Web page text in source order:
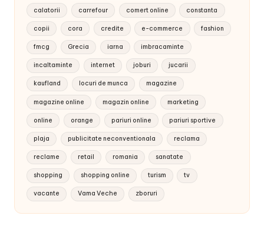
calatorii carrefour comert online constanta
copii cora credite e-commerce fashion
fmcg Grecia iarna imbracaminte
incaltaminte internet joburi jucarii
kaufland locuri de munca magazine
magazine online magazin online marketing
online orange pariuri online pariuri sportive
plaja publicitate neconventionala reclama
reclame retail romania sanatate
shopping shopping online turism tv
vacante Vama Veche zboruri